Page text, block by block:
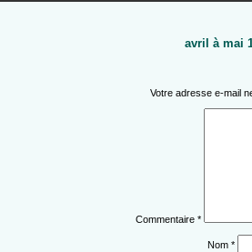
avril à mai
Votre adresse e-mail
Commentaire *
Nom *